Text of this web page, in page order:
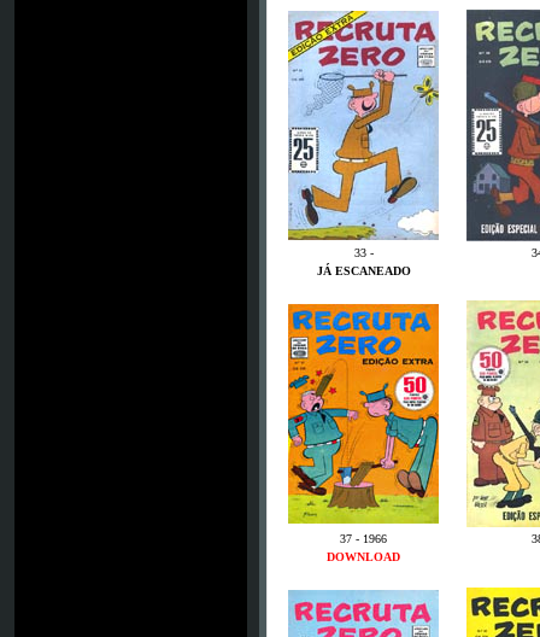
33 -
JÁ ESCANEADO
37 - 1966
DOWNLOAD